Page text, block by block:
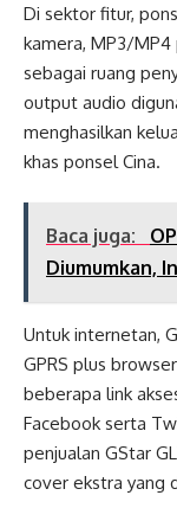
Di sektor fitur,
kamera, MP3/MP4
sebagai ruang
output audio
menghasilkan
khas ponsel Cina.
Baca juga:
Diumumkan,
Untuk internetan,
GPRS plus
beberapa link
Facebook serta
penjualan GStar
cover ekstra yang